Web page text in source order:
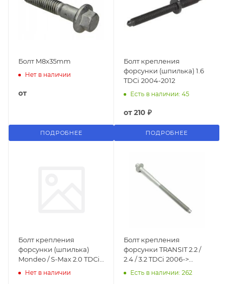
Болт M8x35mm
Нет в наличии
от
ПОДРОБНЕЕ
Болт крепления
форсунки (шпилька) 1.6
TDCi 2004-2012
Есть в наличии: 45
от210 ₽
ПОДРОБНЕЕ
Болт крепления
форсунки (шпилька)
Mondeo / S-Max 2.0 TDCi
2004-
Нет в наличии
Болт крепления
форсунки TRANSIT 2.2 /
2.4 / 3.2 TDCi 2006->
(100mm)
Есть в наличии: 262